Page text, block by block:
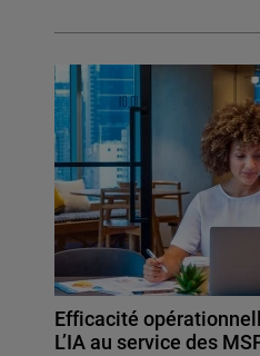
Efficacité
L’IA au service des